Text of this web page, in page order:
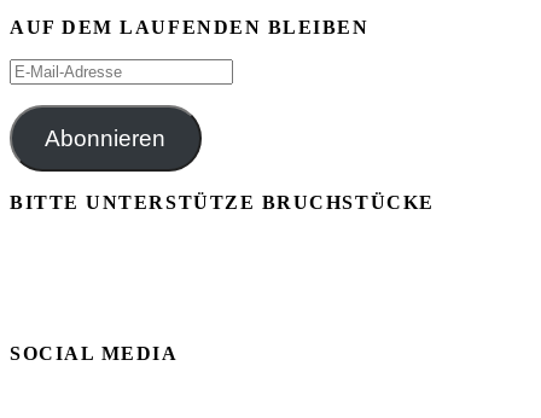
AUF DEM LAUFENDEN BLEIBEN
E-
Adresse
Abonnieren
BITTE UNTERSTÜTZE BRUCHSTÜCKE
SOCIAL MEDIA